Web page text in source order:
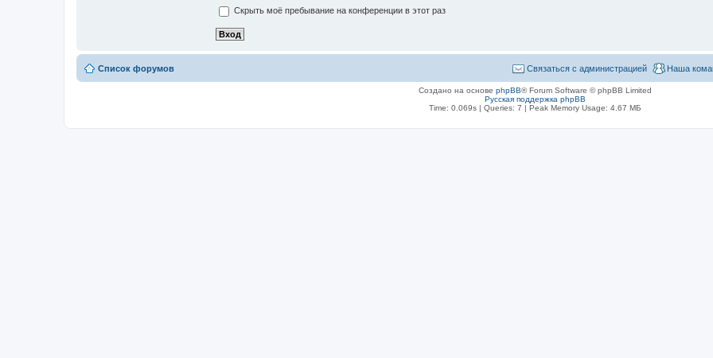
Скрыть моё пребывание на конференции в этот раз
Список форумов Наша
Связаться с администрацией
Создано на основе phpBB® Forum Software © phpBB Limited
Русская поддержка phpBB
Time: 0.069s| Queries: 7 | Peak Memory Usage: 4.67 МБ